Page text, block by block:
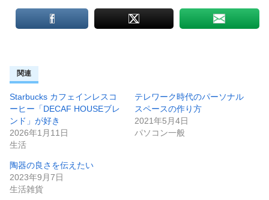
関連
Starbucks カフェインレスコ
ーヒー「DECAF HOUSEブレ
ンド」が好き
2026年1月11日
生活
テレワーク時代のパーソナル
スペースの作り方
2021年5月4日
パソコン一般
陶器の良さを伝えたい
2023年9月7日
生活雑貨